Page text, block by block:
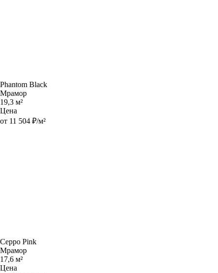
Phantom Black
Мрамор
19,3 м²
Цена
от 11 504 ₽/м²
Ceppo Pink
Мрамор
17,6 м²
Цена